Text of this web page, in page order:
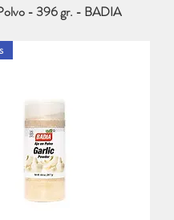
- 396 gr. - BADIA